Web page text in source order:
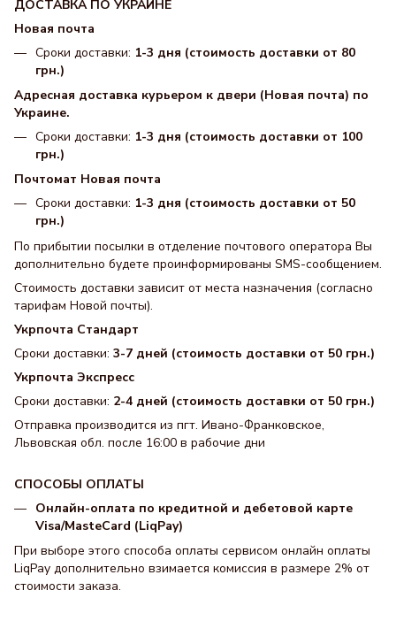
ДОСТАВКА ПО УКРАИНЕ
Новая почта
Сроки доставки: 1-3 дня (стоимость доставки от 80
грн.)
Адресная доставка курьером к двери (Новая почта) по
Украине.
Сроки доставки: 1-3 дня (стоимость доставки от 100
грн.)
Почтомат Новая почта
Сроки доставки: 1-3 дня (стоимость доставки от 50
грн.)
По прибытии посылки в отделение почтового оператора Вы
дополнительно будете проинформированы SMS-сообщением.
Стоимость доставки зависит от места назначения (согласно
тарифам Новой почты).
Укрпочта Стандарт
Сроки доставки: 3-7 дней (стоимость доставки от 50 грн.)
Укрпочта Экспресс
Сроки доставки: 2-4 дней (стоимость доставки от 50 грн.)
Отправка производится из пгт. Ивано-Франковское,
Львовская обл. после 16:00 в рабочие дни
СПОСОБЫ ОПЛАТЫ
Онлайн-оплата по кредитной и дебетовой карте
Visa/MasteCard (LiqPay)
При выборе этого способа оплаты сервисом онлайн оплаты
LiqPay дополнительно взимается комиссия в размере 2% от
стоимости заказа.